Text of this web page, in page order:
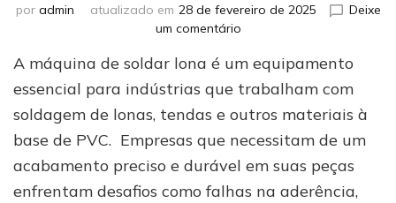
por admin atualizado em 28 de fevereiro de 2025
Deixe
um comentárioem
de
soldar
qualidade
e
eficiência
para
processos
A máquina de soldar lona é um equipamento
essencial para indústrias que trabalham com
soldagem de lonas, tendas e outros materiais à
base de PVC. Empresas que necessitam de um
acabamento preciso e durável em suas peças
enfrentam desafios como falhas na aderência,